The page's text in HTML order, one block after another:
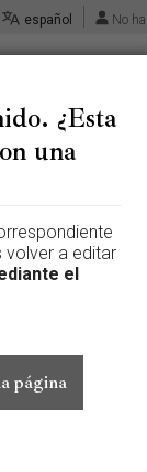
en el
cualquier edición. Si
¿Esta
una
volver a editar
el
página
español No